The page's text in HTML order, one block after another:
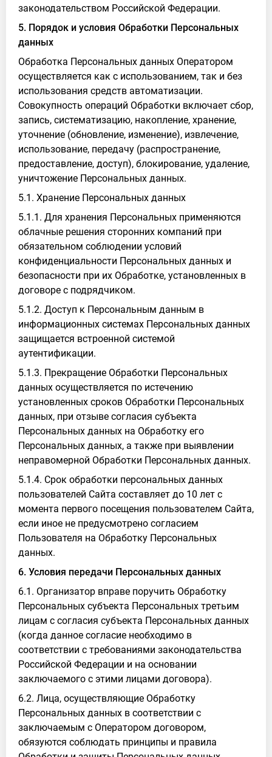
законодательством Российской Федерации.
5. Порядок и условия Обработки Персональных
данных
Обработка Персональных данных Оператором
осуществляется как с использованием, так и без
использования средств автоматизации.
Совокупность операций Обработки включает сбор,
запись, систематизацию, накопление, хранение,
уточнение (обновление, изменение), извлечение,
использование, передачу (распространение,
предоставление, доступ), блокирование, удаление,
уничтожение Персональных данных.
5.1. Хранение Персональных данных
5.1.1. Для хранения Персональных применяются
облачные решения сторонних компаний при
обязательном соблюдении условий
конфиденциальности Персональных данных и
безопасности при их Обработке, установленных в
договоре с подрядчиком.
5.1.2. Доступ к Персональным данным в
информационных системах Персональных данных
защищается встроенной системой
аутентификации.
5.1.3. Прекращение Обработки Персональных
данных осуществляется по истечению
установленных сроков Обработки Персональных
данных, при отзыве согласия субъекта
Персональных данных на Обработку его
Персональных данных, а также при выявлении
неправомерной Обработки Персональных данных.
5.1.4. Срок обработки персональных данных
пользователей Сайта составляет до 10 лет с
момента первого посещения пользователем Сайта,
если иное не предусмотрено согласием
Пользователя на Обработку Персональных
данных.
6. Условия передачи Персональных данных
6.1. Организатор вправе поручить Обработку
Персональных субъекта Персональных третьим
лицам с согласия субъекта Персональных данных
(когда данное согласие необходимо в
соответствии с требованиями законодательства
Российской Федерации и на основании
заключаемого с этими лицами договора).
6.2. Лица, осуществляющие Обработку
Персональных данных в соответствии с
заключаемым с Оператором договором,
обязуются соблюдать принципы и правила